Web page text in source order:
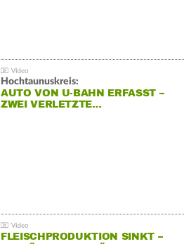
Hochtaunuskreis:
AUTO VON U-BAHN ERFASST –
ZWEI VERLETZTE…
FLEISCHPRODUKTION SINKT –